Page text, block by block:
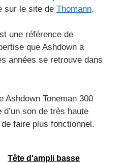
sur le site de Thomann.
une référence de
que Ashdown a
années se retrouve dans
Ashdown Toneman 300
son de très haute
faire plus fonctionnel.
Tête d'ampli basse